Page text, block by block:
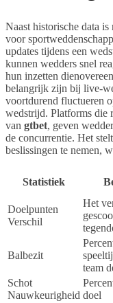
Naast historische data
voor
updates tijdens een
kunnen wedders snel
hun inzetten
belangrijk zijn bij live-
voortdurend fluctueren
wedstrijd. Platforms die
van gtbet, geven
de concurrentie. Het
beslissingen te nemen,
Statistiek
Doelpunten
Verschil
Het
Balbezit
team
Schot
Nauwkeurigheid doel